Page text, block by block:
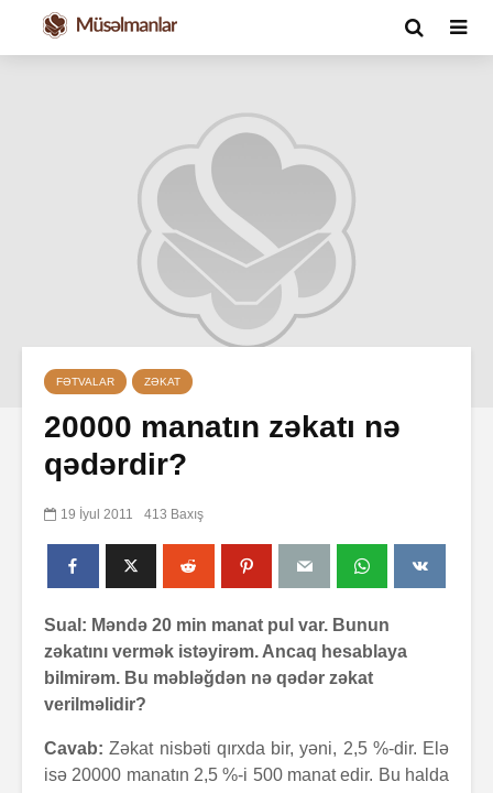
FƏTVALAR ZƏKAT
20000 manatın zəkatı nə
qədərdir?
19 İyul 2011 413 Baxış
Sual: Məndə 20 min manat pul var. Bunun
zəkatını vermək istəyirəm. Ancaq hesablaya
bilmirəm. Bu məbləğdən nə qədər zəkat
verilməlidir?
Cavab: Zəkat nisbəti qırxda bir, yəni, 2,5 %-dir. Elə
isə 20000 manatın 2,5 %-i 500 manat edir. Bu halda